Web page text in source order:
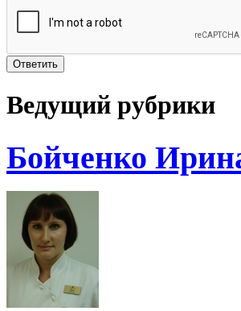
Ведущий рубрики
Бойченко